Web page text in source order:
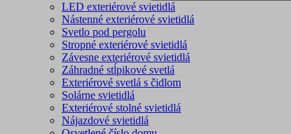
LED exteriérové svietidlá
Nástenné exteriérové svietidlá
Svetlo pod pergolu
Stropné exteriérové svietidlá
Závesne exteriérové svietidlá
Záhradné stĺpikové svetlá
Exteriérové svetlá s čidlom
Solárne svietidlá
Exteriérové stolné svietidlá
Nájazdové svietidlá